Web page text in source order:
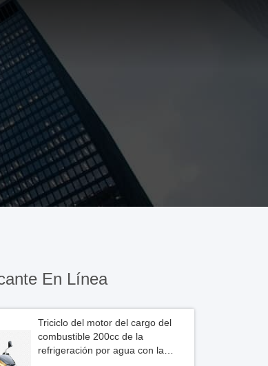
En Línea
Triciclo del motor del cargo del
combustible 200cc de la
refrigeración por agua con la